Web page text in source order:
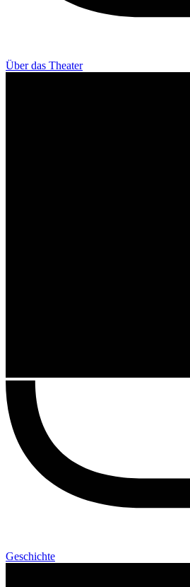
Über das Theater
Geschichte